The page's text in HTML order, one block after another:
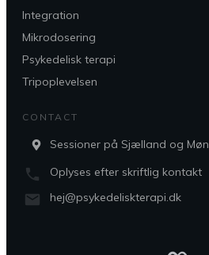
Integration
Mikrodosering
Psykedelisk terapi
Tripoplevelsen
CONTACT
Sessioner på Sjælland og Møn
Oplyses efter skriftlig kontakt
hej@psykedeliskterapi.dk